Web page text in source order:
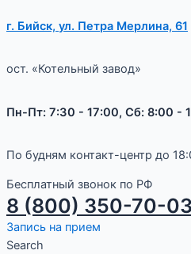
г. Бийск, ул. Петра Мерлина, 61
ост. «Котельный завод»
Пн-Пт: 7:30 - 17:00, Сб: 8:00 -
По будням контакт-центр до
Бесплатный звонок по РФ
8 (800) 350-70-03
Запись на прием
Search